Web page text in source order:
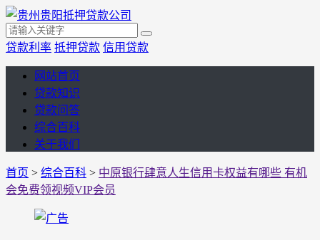
贷款利率 抵押贷款 信用贷款
网站首页
贷款知识
贷款问答
综合百科
关于我们
首页 > 综合百科 > 中原银行肆意人生信用卡权益有哪些 有机
会免费领视频VIP会员